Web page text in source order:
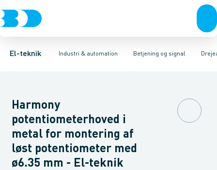
El-teknik Industri & automation
Afbrydere, stikkontakter & lampeudtagForgreningsmateriel
Betjening og signal
Industristiksystemer Frekvensomformere og softstartere
TrykknaphovedLystårn element, optiskTilslutningsmodul
Harmony
potentiometerhoved i
metal for montering af
løst potentiometer med
ø6.35 mm - El-teknik